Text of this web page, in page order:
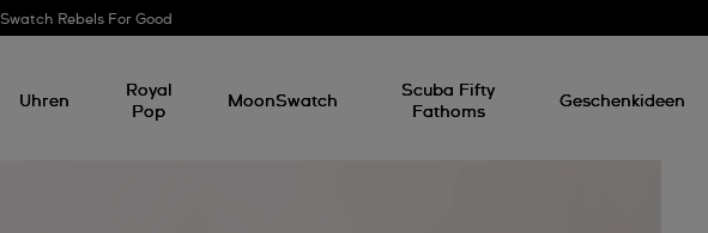
Swatch Rebels For Good
Uhren
Royal
Pop
MoonSwatch
Scuba Fifty
Fathoms
Geschenkideen